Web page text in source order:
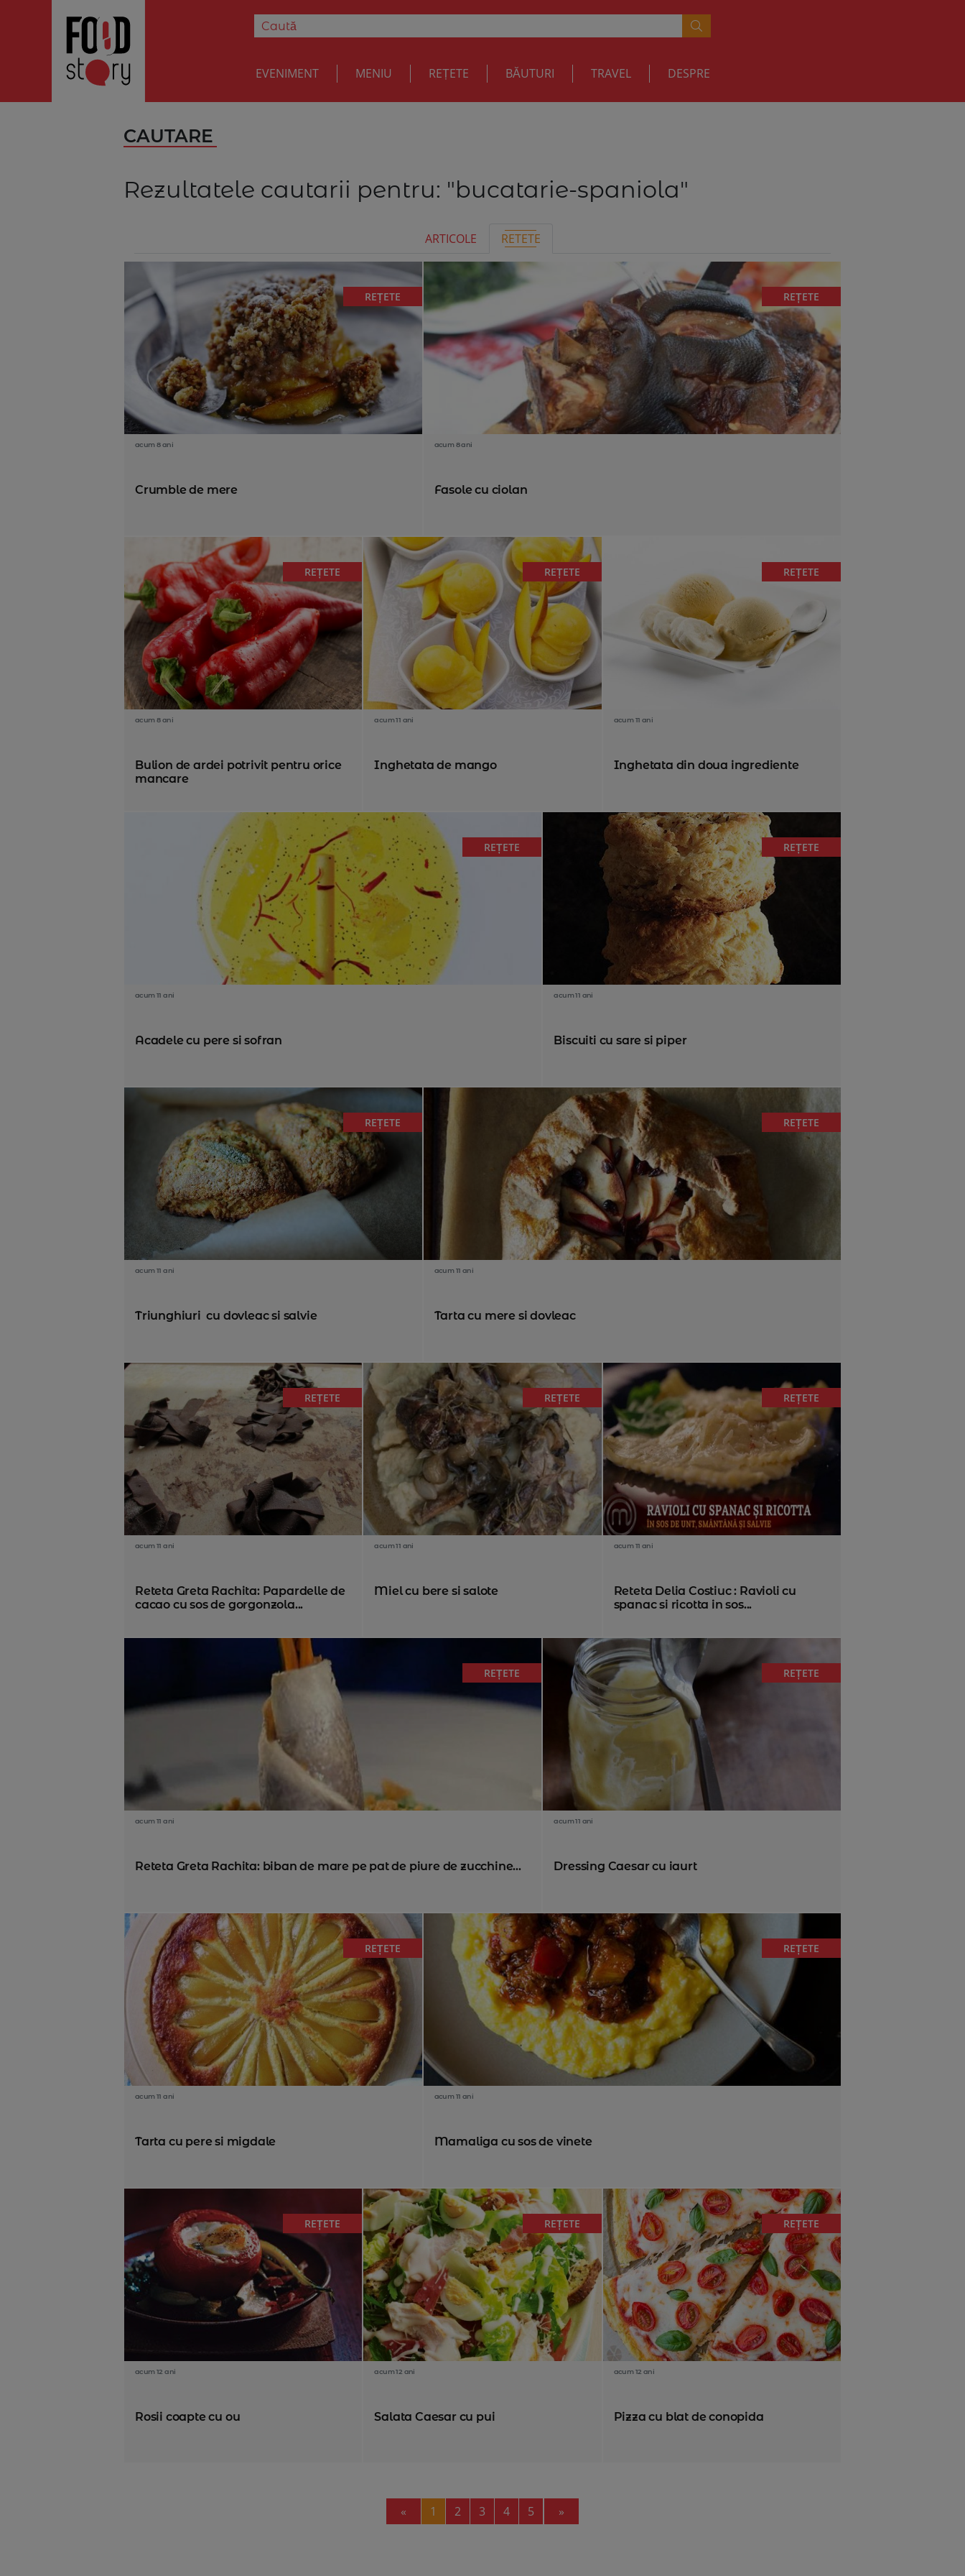
EVENIMENT MENIU REȚETE BĂUTURI TRAVEL DESPRE
CAUTARE
Rezultatele cautarii pentru: "bucatarie-spaniola"
ARTICOLE RETETE
REȚETE
acum 8 ani
Crumble de mere
REȚETE
acum 8 ani
Fasole cu ciolan
REȚETE
acum 8 ani
Bulion de ardei potrivit pentru orice
mancare
REȚETE
acum 11 ani
Inghetata de mango
REȚETE
acum 11 ani
Inghetata din doua ingrediente
REȚETE
acum 11 ani
Acadele cu pere si sofran
REȚETE
acum 11 ani
Biscuiti cu sare si piper
REȚETE
acum 11 ani
Triunghiuri cu dovleac si salvie
REȚETE
acum 11 ani
Tarta cu mere si dovleac
REȚETE
acum 11 ani
Reteta Greta Rachita: Papardelle de
cacao cu sos de gorgonzola...
REȚETE
acum 11 ani
Miel cu bere si salote
REȚETE
acum 11 ani
Reteta Delia Costiuc : Ravioli cu
spanac si ricotta in sos...
REȚETE
acum 11 ani
Reteta Greta Rachita: biban de mare pe pat de piure de zucchine...
REȚETE
acum 11 ani
Dressing Caesar cu iaurt
REȚETE
acum 11 ani
Tarta cu pere si migdale
REȚETE
acum 11 ani
Mamaliga cu sos de vinete
REȚETE
acum 12 ani
Rosii coapte cu ou
REȚETE
acum 12 ani
Salata Caesar cu pui
REȚETE
acum 12 ani
Pizza cu blat de conopida
« Previous
1 2 3 4 5 »